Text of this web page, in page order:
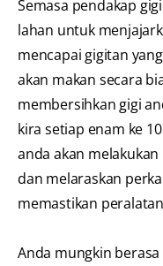
Semasa pendakap
lahan untuk
mencapai gigitan
akan makan secara
membersihkan gigi
kira setiap enam ke
anda akan
dan melaraskan
memastikan
Anda mungkin